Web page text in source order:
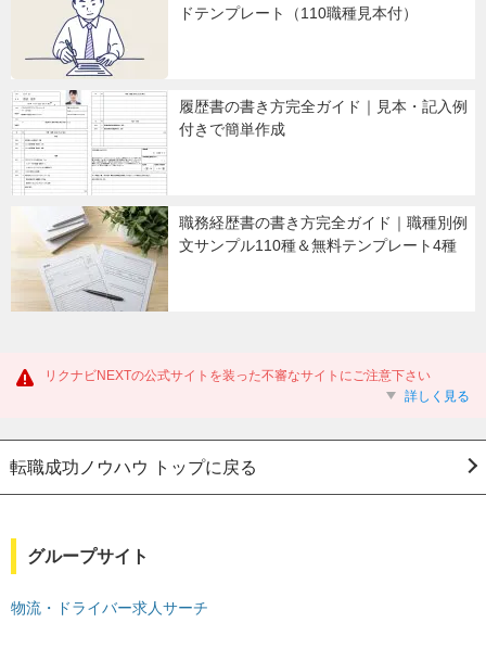
ドテンプレート（110職種見本付）
履歴書の書き方完全ガイド｜見本・記入例
付きで簡単作成
職務経歴書の書き方完全ガイド｜職種別例
文サンプル110種＆無料テンプレート4種
リクナビNEXTの公式サイトを装った不審なサイトにご注意下さい
詳しく見る
転職成功ノウハウ トップに戻る
グループサイト
物流・ドライバー求人サーチ